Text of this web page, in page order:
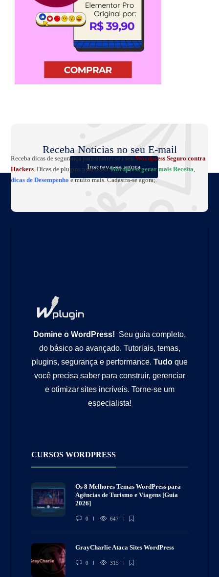
Receba Notícias no seu E-mail
Inscreva-se agora
Receba dicas de segurança para manter seu seuWordpress Seguro contra
Hackers . Dicas de plugins para o seuWordpress gerar mais Receita
dicas de Desempenho e muito mais. Cadastra-se agora;.
Domine o WordPress! Seu guia completo,
do básico ao avançado. Tutoriais, temas,
plugins, segurança e performance. Tudoque
você precisa saber para construir, gerenciar
e otimizar sites incríveis. Torne-se um
especialista!
CURSOS WORDPRESS
Os 8 Melhores Temas WordPress para
Agências de Turismo e Viagens [Guia
2026]
0 647
GrayCharlie Ataca Sites WordPress
0 315